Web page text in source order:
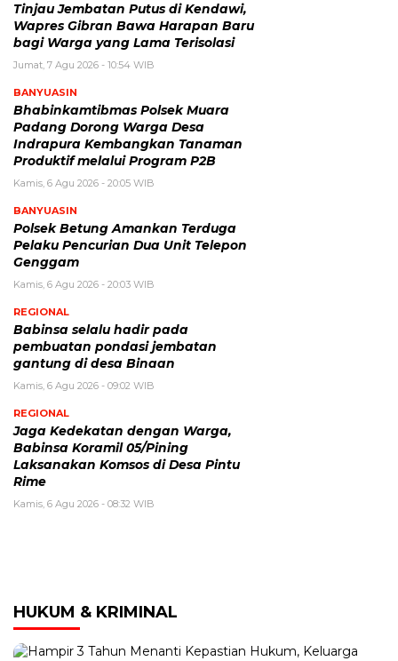
Tinjau Jembatan Putus di Kendawi,
Wapres Gibran Bawa Harapan Baru
bagi Warga yang Lama Terisolasi
Jumat, 7 Agu 2026 - 10:54 WIB
BANYUASIN
Bhabinkamtibmas Polsek Muara
Padang Dorong Warga Desa
Indrapura Kembangkan Tanaman
Produktif melalui Program P2B
Kamis, 6 Agu 2026 - 20:05 WIB
BANYUASIN
Polsek Betung Amankan Terduga
Pelaku Pencurian Dua Unit Telepon
Genggam
Kamis, 6 Agu 2026 - 20:03 WIB
REGIONAL
Babinsa selalu hadir pada
pembuatan pondasi jembatan
gantung di desa Binaan
Kamis, 6 Agu 2026 - 09:02 WIB
REGIONAL
Jaga Kedekatan dengan Warga,
Babinsa Koramil 05/Pining
Laksanakan Komsos di Desa Pintu
Rime
Kamis, 6 Agu 2026 - 08:32 WIB
HUKUM & KRIMINAL